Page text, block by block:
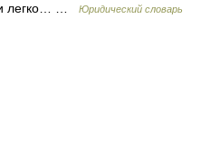
и легко… …
Юридический словарь